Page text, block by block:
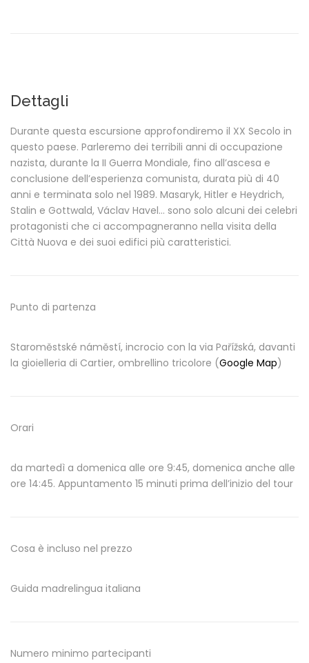
Dettagli
Durante questa escursione approfondiremo il XX Secolo in
questo paese. Parleremo dei terribili anni di occupazione
nazista, durante la II Guerra Mondiale, fino all’ascesa e
conclusione dell’esperienza comunista, durata più di 40
anni e terminata solo nel 1989. Masaryk, Hitler e Heydrich,
Stalin e Gottwald, Václav Havel… sono solo alcuni dei celebri
protagonisti che ci accompagneranno nella visita della
Città Nuova e dei suoi edifici più caratteristici.
Punto di partenza
Staroměstské náměstí, incrocio con la via Pařížská, davanti
la gioielleria di Cartier, ombrellino tricolore (Google Map)
Orari
da martedì a domenica alle ore 9:45, domenica anche alle
ore 14:45. Appuntamento 15 minuti prima dell’inizio del tour
Cosa è incluso nel prezzo
Guida madrelingua italiana
Numero minimo partecipanti